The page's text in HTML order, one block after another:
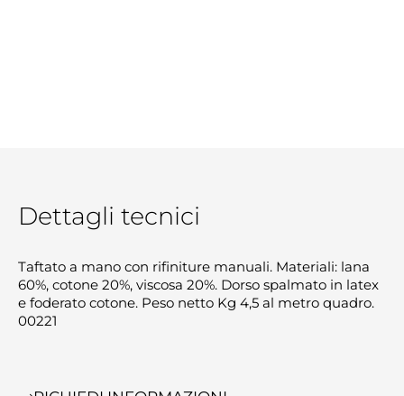
Dettagli tecnici
Taftato a mano con rifiniture manuali. Materiali: lana
60%, cotone 20%, viscosa 20%. Dorso spalmato in latex
e foderato cotone. Peso netto Kg 4,5 al metro quadro.
00221